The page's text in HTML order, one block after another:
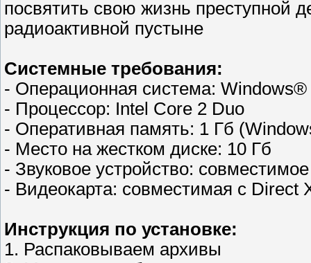
посвятить свою жизнь преступной
радиоактивной пустыне
Системные требования:
- Операционная система:
- Процессор: Intel Core 2 Duo
- Оперативная память: 1 Гб
- Место на жестком диске: 10 Гб
- Звуковое устройство:
- Видеокарта: совместимая с Direct
Инструкция по установке:
1. Распаковываем архивы